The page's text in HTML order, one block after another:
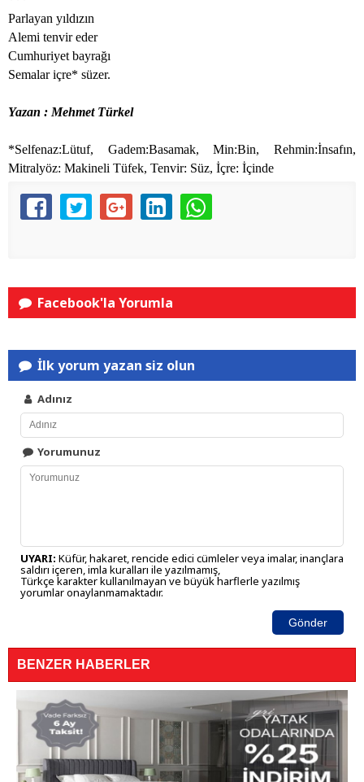
Parlayan yıldızın
Alemi tenvir eder
Cumhuriyet bayrağı
Semalar içre* süzer.
Yazan : Mehmet Türkel
*Selfenaz:Lütuf, Gadem:Basamak, Min:Bin, Rehmin:İnsafın,
Mitralyöz: Makineli Tüfek, Tenvir: Süz, İçre: İçinde
Facebook'la Yorumla
İlk yorum yazan siz olun
Adınız
Yorumunuz
UYARI: Küfür, hakaret, rencide edici cümleler veya imalar, inançlara
saldırı içeren, imla kuralları ile yazılmamış,
Türkçe karakter kullanılmayan ve büyük harflerle yazılmış
yorumlar onaylanmamaktadır.
Gönder
BENZER HABERLER